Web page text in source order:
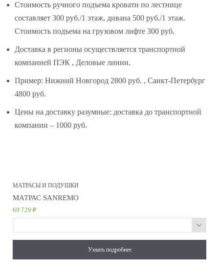
Стоимость ручного подъема кровати по лестнице
составляет 300 руб./1 этаж, дивана 500 руб./1 этаж.
Стоимость подъема на грузовом лифте 300 руб.
Доставка в регионы осуществляется транспортной
компанией ПЭК , Деловые линии.
Пример: Нижний Новгород 2800 руб. , Санкт-Петербург
4800 руб.
Цены на доставку разумные: доставка до транспортной
компании – 1000 руб.
МАТРАСЫ И ПОДУШКИ
МАТРАС SANREMO
69 729 ₽
Узнать подробнее